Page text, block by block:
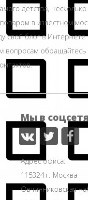
детства,
в известном
свой блог в Интернете
вопросам
Мы в
Адрес офиса:
115324 г. Москва
Овчинниковская